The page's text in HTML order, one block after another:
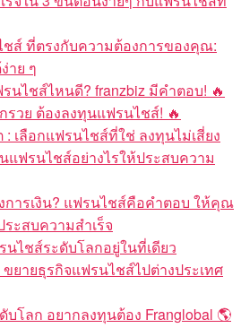
ส์ ที่ตรงกับความต้องการของคุณ:
าย ๆ
นไชส์ไหนดี? franzbiz มีคำตอบ! 🔥
รวย ต้องลงทุนแฟรนไชส์! 🔥
เลือกแฟรนไชส์ที่ใช่ ลงทุนไม่เสี่ยง
แฟรนไชส์อย่างไรให้ประสบความ
ารเงิน? แฟรนไชส์คือคำตอบ ให้คุณ
ระสบความสำเร็จ
นไชส์ระดับโลกอยู่ในที่เดียว
ยายธุรกิจแฟรนไชส์ไปต่างประเทศ
โลก อยากลงทุนต้อง Franglobal 🌎